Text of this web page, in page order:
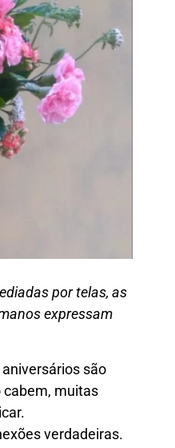
por telas, as
expressam
são
muitas
verdadeiras.